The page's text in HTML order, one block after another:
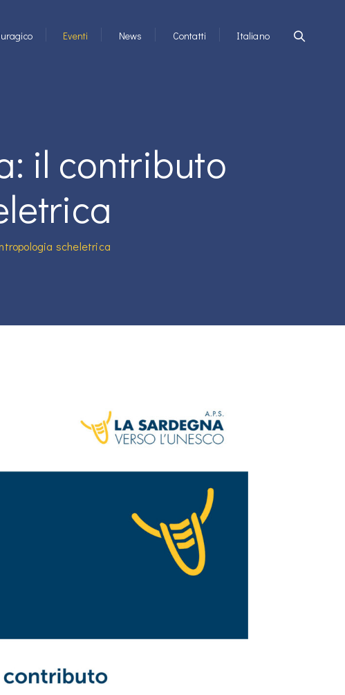
Eventi News Contatti Italiano
il contributo
scheletrica